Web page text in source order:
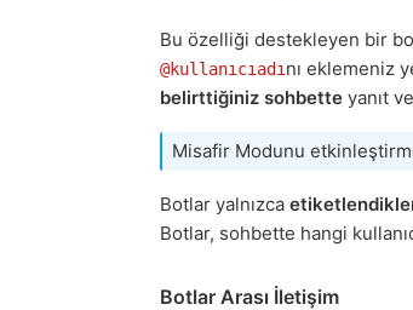
Bu özelliği destekleyen bir
@kullanıcıadı nı eklemeniz
belirttiğiniz sohbette yanıt
Misafir Modunu
Botlar yalnızca
Botlar, sohbette hangi
Botlar Arası İletişim